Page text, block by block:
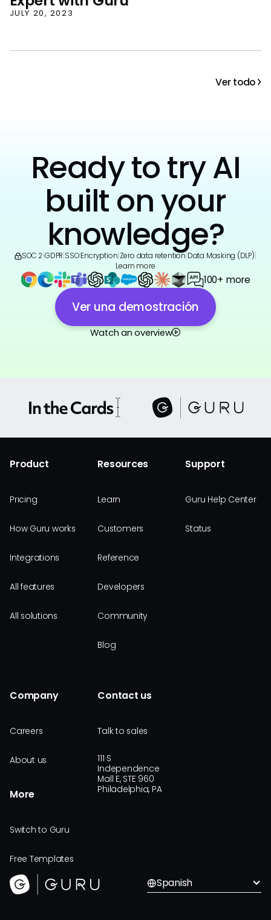
JULY 20, 2023
Ver todo
Ready to try AI
built on your
knowledge?
SOC 2 GDPR SSO|Encryption Zero data retention Data Masking (DLP)
Learn more
100+ more
Ver una demostración
Watch an overview
Product
Pricing
How Guru works
Integrations
All features
All solutions
Resources
Learn
Customers
Reference
Developers
Community
Blog
Support
Guru Help Center
Status
Company
Careers
About us
More
Switch to Guru
Free Templates
Contact us
Talk to sales
111 S
Independence
Mall E, STE 960
Philadelphia, PA
Spanish